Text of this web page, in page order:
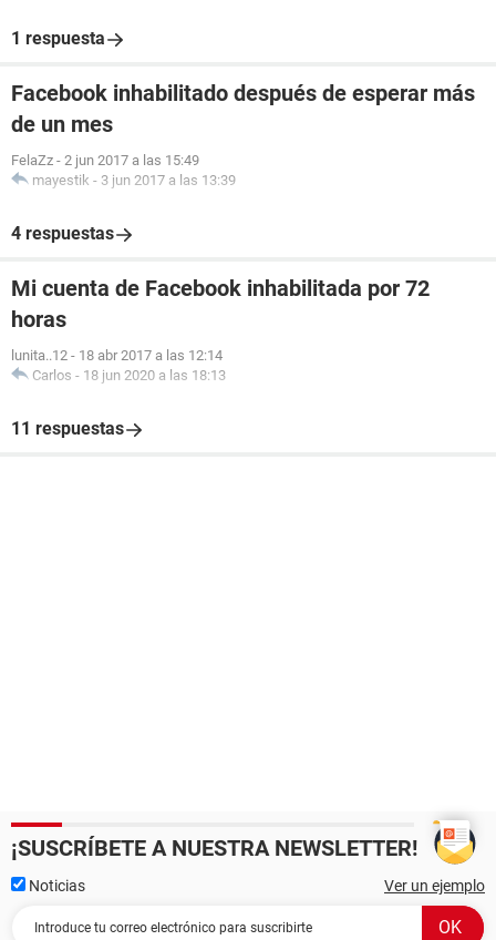
1 respuesta
Facebook inhabilitado después de esperar más
de un mes
FelaZz - 2 jun 2017 a las 15:49
mayestik - 3 jun 2017 a las 13:39
4 respuestas
Mi cuenta de Facebook inhabilitada por 72
horas
lunita..12 - 18 abr 2017 a las 12:14
Carlos - 18 jun 2020 a las 18:13
11 respuestas
¡SUSCRÍBETE A NUESTRA NEWSLETTER!
Noticias Ver un ejemplo